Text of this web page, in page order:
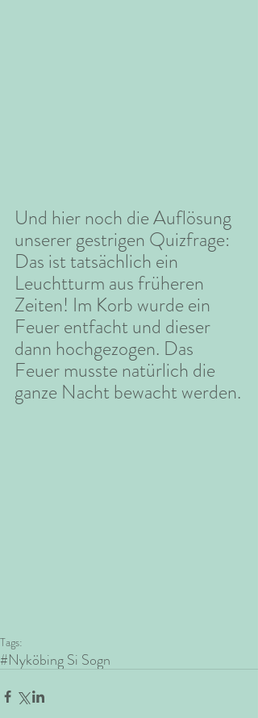
Und hier noch die Auflösung
unserer gestrigen Quizfrage:
Das ist tatsächlich ein
Leuchtturm aus früheren
Zeiten! Im Korb wurde ein
Feuer entfacht und dieser
dann hochgezogen. Das
Feuer musste natürlich die
ganze Nacht bewacht werden.
Tags:
#Nyköbing Si Sogn